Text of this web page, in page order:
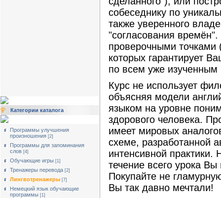
Категории каталога
Программы улучшения
произношения [2]
Программы для запоминания
слов [4]
Обучающие игры [1]
Тренажеры перевода [2]
Лингвотренажеры [7]
Немецкий язык обучающие
программы [1]
собеседнику по
также уверенного
"согласования
проверочными точками
которых гарантирует
по всем уже
Курс не использует
объясняя модели
языком на уровне
здорового человека.
имеет мировых
схеме, разработанной
интенсивной практики.
течение всего урока Вы
Покупайте не
Вы так давно мечтали!